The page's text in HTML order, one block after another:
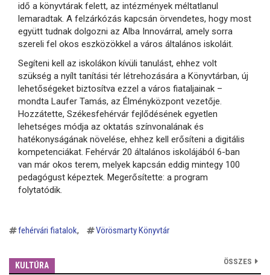
idő a könyvtárak felett, az intézmények méltatlanul
lemaradtak. A felzárkózás kapcsán örvendetes, hogy most
együtt tudnak dolgozni az Alba Innovárral, amely sorra
szereli fel okos eszközökkel a város általános iskoláit.
Segíteni kell az iskolákon kívüli tanulást, ehhez volt
szükség a nyílt tanítási tér létrehozására a Könyvtárban, új
lehetőségeket biztosítva ezzel a város fiataljainak –
mondta Laufer Tamás, az Élményközpont vezetője.
Hozzátette, Székesfehérvár fejlődésének egyetlen
lehetséges módja az oktatás színvonalának és
hatékonyságának növelése, ehhez kell erősíteni a digitális
kompetenciákat. Fehérvár 20 általános iskolájából 6-ban
van már okos terem, melyek kapcsán eddig mintegy 100
pedagógust képeztek. Megerősítette: a program
folytatódik.
fehérvári fiatalok Vörösmarty Könyvtár
KULTÚRA ÖSSZES